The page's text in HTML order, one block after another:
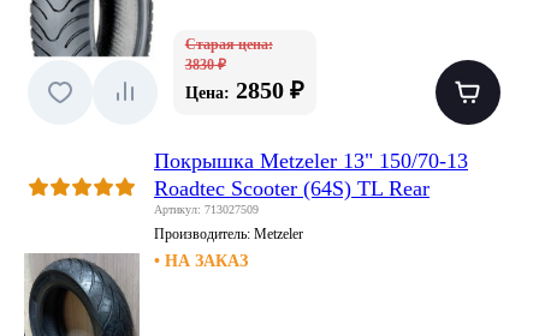
Старая цена:
3830 ₽
Цена: 2850 ₽
Покрышка Metzeler 13" 150/70-13
Roadtec Scooter (64S) TL Rear
Артикул: 713027509
Производитель: Metzeler
• НА ЗАКАЗ